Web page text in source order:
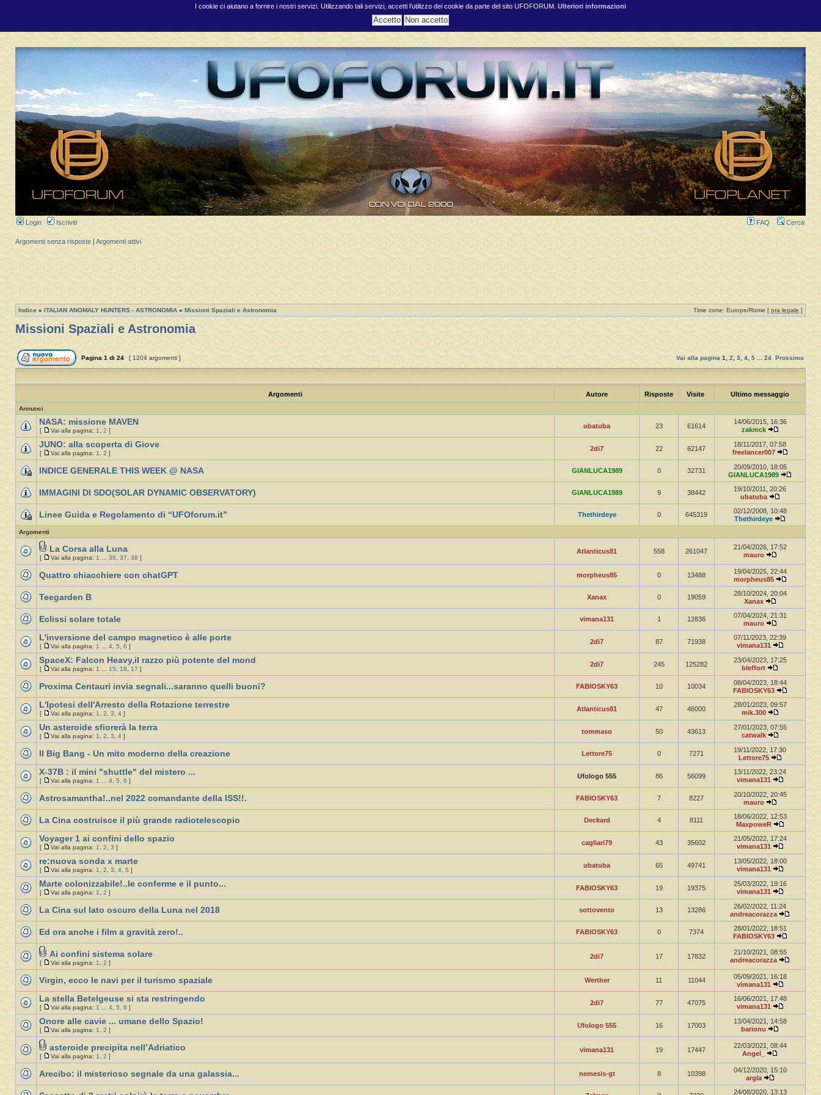
I cookie ci aiutano a fornire i nostri servizi. Utilizzando tali servizi, accetti l'utilizzo dei cookie da parte del sito UFOFORUM. Ulteriori informazioni
Login Iscriviti FAQ Cerca
Argomenti senza risposte Argomenti attivi
Indice » ITALIAN ANOMALY HUNTERS - ASTRONOMIA » Missioni Spaziali e Astronomia Time zone: Europe/Rome [ ora legale ]
Missioni Spaziali e Astronomia
Pagina 1 di 24 [ 1204 argomenti ] Vai alla pagina 1, 2, 3, 4, 5 ... 24 Prossimo
Argomenti Autore Risposte Visite Ultimo messaggio
Annunci
NASA: missione MAVEN
[ Vai alla pagina: 1, 2 ]
ubatuba 23 61614
14/06/2015, 16:36
zakmck
JUNO: alla scoperta di Giove
[ Vai alla pagina: 1, 2 ]
2di7 22 62147
18/11/2017, 07:58
freelancer007
INDICE GENERALE THIS WEEK @ NASA GIANLUCA1989 0 32731
20/09/2010, 18:05
GIANLUCA1989
IMMAGINI DI SDO(SOLAR DYNAMIC OBSERVATORY) GIANLUCA1989 9 38442
19/10/2011, 20:26
ubatuba
Linee Guida e Regolamento di “UFOforum.it” Thethirdeye 0 645319
02/12/2008, 10:48
Thethirdeye
Argomenti
La Corsa alla Luna
[ Vai alla pagina: 1 ... 36, 37, 38 ]
Atlanticus81 558 261047
21/04/2026, 17:52
mauro
Quattro chiacchiere con chatGPT morpheus85 0 13488
19/04/2025, 22:44
morpheus85
Teegarden B Xanax 0 19059
28/10/2024, 20:04
Xanax
Eclissi solare totale vimana131 1 12836
07/04/2024, 21:31
mauro
L'inversione del campo magnetico è alle porte
[ Vai alla pagina: 1 ... 4, 5, 6 ]
2di7 87 71938
07/11/2023, 22:39
vimana131
SpaceX: Falcon Heavy,il razzo più potente del mond
[ Vai alla pagina: 1 ... 15, 16, 17 ]
2di7 245 125282
23/04/2023, 17:25
bleffort
Proxima Centauri invia segnali...saranno quelli buoni? FABIOSKY63 10 10034
08/04/2023, 18:44
FABIOSKY63
L'Ipotesi dell'Arresto della Rotazione terrestre
[ Vai alla pagina: 1, 2, 3, 4 ]
Atlanticus81 47 46000
28/01/2023, 09:57
mik.300
Un asteroide sfiorerà la terra
[ Vai alla pagina: 1, 2, 3, 4 ]
tommaso 50 43613
27/01/2023, 07:55
catwalk
Il Big Bang - Un mito moderno della creazione Lettore75 0 7271
19/11/2022, 17:30
Lettore75
X-37B : il mini "shuttle" del mistero ...
[ Vai alla pagina: 1 ... 4, 5, 6 ]
Ufologo 555 86 56099
13/11/2022, 23:24
vimana131
Astrosamantha!..nel 2022 comandante della ISS!!. FABIOSKY63 7 8227
20/10/2022, 20:45
mauro
La Cina costruisce il più grande radiotelescopio Deckard 4 8111
18/06/2022, 12:53
MaxpoweR
Voyager 1 ai confini dello spazio
[ Vai alla pagina: 1, 2, 3 ]
cagliari79 43 35602
21/05/2022, 17:24
vimana131
re:nuova sonda x marte
[ Vai alla pagina: 1, 2, 3, 4, 5 ]
ubatuba 65 49741
13/05/2022, 18:00
vimana131
Marte colonizzabile!..le conferme e il punto...
[ Vai alla pagina: 1, 2 ]
FABIOSKY63 19 19375
25/03/2022, 19:16
vimana131
La Cina sul lato oscuro della Luna nel 2018 sottovento 13 13286
26/02/2022, 11:24
andreacorazza
Ed ora anche i film a gravità zero!.. FABIOSKY63 0 7374
28/01/2022, 18:51
FABIOSKY63
Ai confini sistema solare
[ Vai alla pagina: 1, 2 ]
2di7 17 17832
21/10/2021, 08:55
andreacorazza
Virgin, ecco le navi per il turismo spaziale Werther 11 11044
05/09/2021, 16:18
vimana131
La stella Betelgeuse si sta restringendo
[ Vai alla pagina: 1 ... 4, 5, 6 ]
2di7 77 47075
16/06/2021, 17:48
vimana131
Onore alle cavie ... umane dello Spazio!
[ Vai alla pagina: 1, 2 ]
Ufologo 555 16 17003
13/04/2021, 14:58
barionu
asteroide precipita nell’Adriatico
[ Vai alla pagina: 1, 2 ]
vimana131 19 17447
22/03/2021, 08:44
Angel_
Arecibo: il misterioso segnale da una galassia... nemesis-gt 8 10398
04/12/2020, 15:10
argla
24/08/2020, 13:13